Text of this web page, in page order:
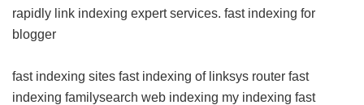
rapidly link indexing expert services. fast indexing for
blogger
fast indexing sites fast indexing of linksys router fast
indexing familysearch web indexing my indexing fast